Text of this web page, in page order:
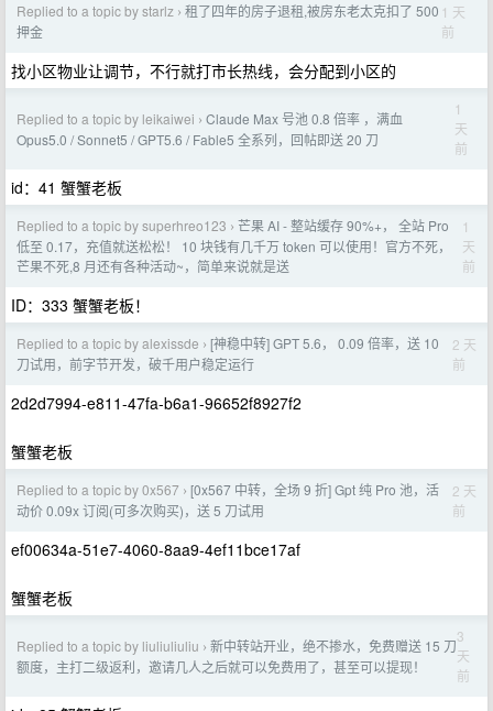
Replied to a topic by starlz › 租了四年的房子退租,被房东老太克扣了 500
押金
1 天
前
找小区物业让调节，不行就打市长热线，会分配到小区的
Replied to a topic by leikaiwei › Claude Max 号池 0.8 倍率 ，满血
Opus5.0 / Sonnet5 / GPT5.6 / Fable5 全系列，回帖即送 20 刀
1
天
前
id：41 蟹蟹老板
Replied to a topic by superhreo123 › 芒果 AI - 整站缓存 90%+， 全站 Pro
低至 0.17，充值就送松松！ 10 块钱有几千万 token 可以使用！官方不死，
芒果不死,8 月还有各种活动~，简单来说就是送
1
天
前
ID：333 蟹蟹老板！
Replied to a topic by alexissde › [神稳中转] GPT 5.6， 0.09 倍率，送 10
刀试用，前字节开发，破千用户稳定运行
2 天
前
2d2d7994-e811-47fa-b6a1-96652f8927f2
蟹蟹老板
Replied to a topic by 0x567 › [0x567 中转，全场 9 折] Gpt 纯 Pro 池，活
动价 0.09x 订阅(可多次购买)，送 5 刀试用
2 天
前
ef00634a-51e7-4060-8aa9-4ef11bce17af
蟹蟹老板
Replied to a topic by liuliuliuliu › 新中转站开业，绝不掺水，免费赠送 15 刀
额度，主打二级返利，邀请几人之后就可以免费用了，甚至可以提现！
3
天
前